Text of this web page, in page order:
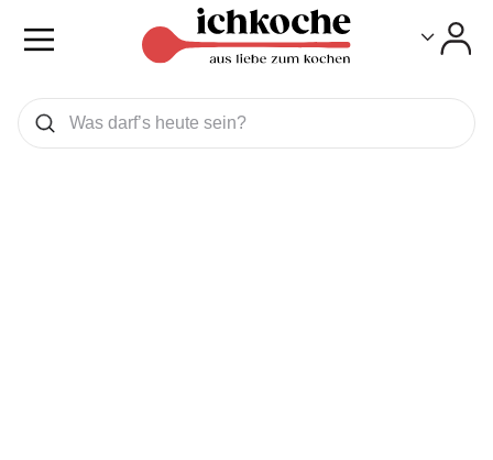
Was wollen Sie suchen
Suchen